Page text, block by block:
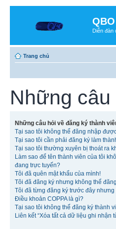
QBO
Diễn đàn
Trang chủ
Những
Những câu hỏi về đăng ký thành
Tại sao tôi không thể đăng nhập
Tại sao tôi cần phải đăng ký làm
Tại sao tôi thường xuyên bị thoát ra
Làm sao để tên thành viên của tôi
đang trực tuyến?
Tôi đã quên mật khẩu của mình!
Tôi đã đăng ký nhưng không thể
Tôi đã từng đăng ký trước đây
Điều khoản COPPA là gì?
Tại sao tôi không thể đăng ký thành
Liên kết “Xóa tất cả dữ liệu ghi nhận